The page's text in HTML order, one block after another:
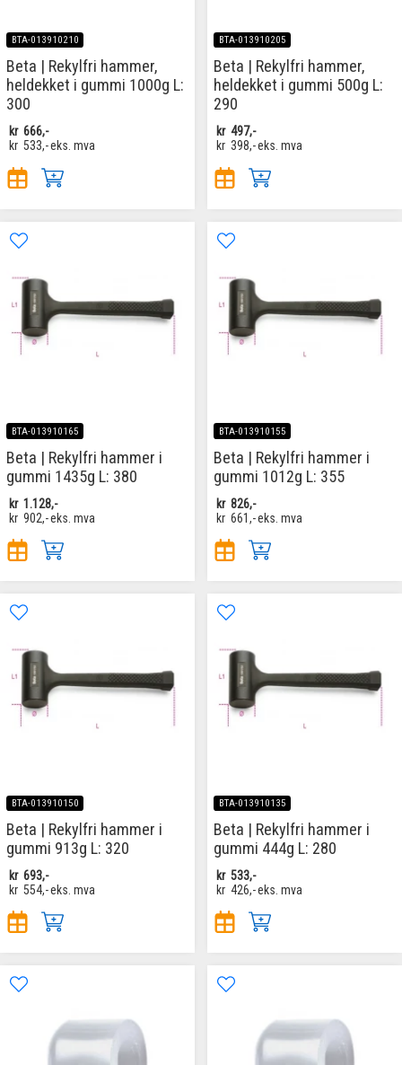
BTA-013910210
Beta | Rekylfri hammer,
heldekket i gummi 1000g L:
300
kr 666,-
kr 533,-eks. mva
BTA-013910205
Beta | Rekylfri hammer,
heldekket i gummi 500g L:
290
kr 497,-
kr 398,-eks. mva
BTA-013910165
Beta | Rekylfri hammer i
gummi 1435g L: 380
kr 1.128,-
kr 902,-eks. mva
BTA-013910155
Beta | Rekylfri hammer i
gummi 1012g L: 355
kr 826,-
kr 661,-eks. mva
BTA-013910150
Beta | Rekylfri hammer i
gummi 913g L: 320
kr 693,-
kr 554,-eks. mva
BTA-013910135
Beta | Rekylfri hammer i
gummi 444g L: 280
kr 533,-
kr 426,-eks. mva